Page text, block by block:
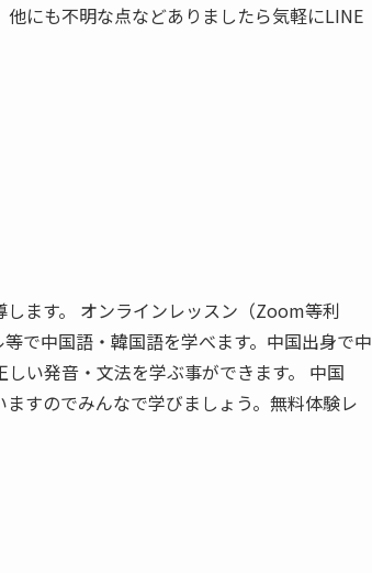
他にも不明な点などありましたら気軽にLINE
ます。 オンラインレッスン（Zoom等利
で中国語・韓国語を学べます。中国出身で中
い発音・文法を学ぶ事ができます。 中国
すのでみんなで学びましょう。無料体験レ